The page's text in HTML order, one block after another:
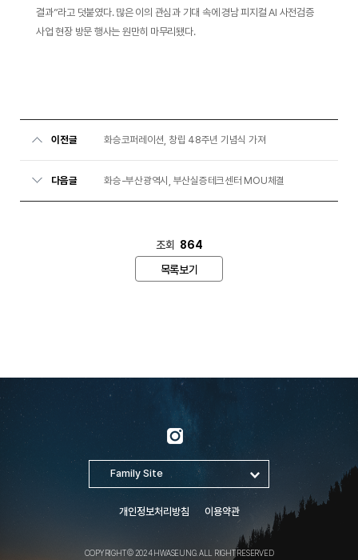
결과”라고 덧붙였다. 많은 이의 관심과 기대 속에 경남 피지컬 AI 사전검증
사업 현장 방문 행사는 원만히 마무리됐다.
이전글 화승코퍼레이션, 창립 48주년 기념식 가져
다음글 화승-부산광역시, 부산실증테크센터 MOU체결
조회
864
목록보기
개인정보처리방침 이용약관
COPYRIGHT © 2024 HWASEUNG. ALL RIGHT RESERVED